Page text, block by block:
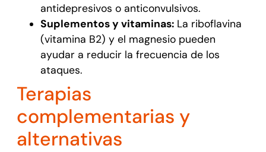
antidepresivos o anticonvulsivos.
Suplementos y vitaminas:La riboflavina
(vitamina B2) y el magnesio pueden
ayudar a reducir la frecuencia de los
ataques.
Terapias
complementarias y
alternativas